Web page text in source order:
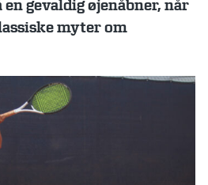
gevaldig øjenåbner, når
myter om